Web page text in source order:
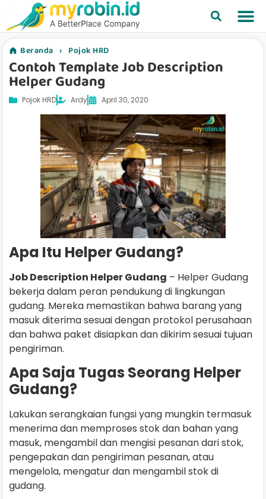
Beranda › Pojok HRD
Contoh Template Job Description
Helper Gudang
Pojok HRD Ardy April 30, 2020
Apa Itu Helper Gudang?
Job Description Helper Gudang – Helper Gudang
bekerja dalam peran pendukung di lingkungan
gudang. Mereka memastikan bahwa barang yang
masuk diterima sesuai dengan protokol perusahaan
dan bahwa paket disiapkan dan dikirim sesuai tujuan
pengiriman.
Apa Saja Tugas Seorang Helper
Gudang?
Lakukan serangkaian fungsi yang mungkin termasuk
menerima dan memproses stok dan bahan yang
masuk, mengambil dan mengisi pesanan dari stok,
pengepakan dan pengiriman pesanan, atau
mengelola, mengatur dan mengambil stok di
gudang.